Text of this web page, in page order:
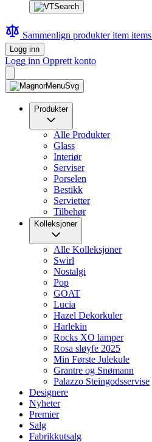
Sammenlign produkteritem items
Logg inn
Logg inn Opprett konto
Produkter
Alle Produkter
Glass
Interiør
Serviser
Porselen
Bestikk
Servietter
Tilbehør
Kolleksjoner
Alle Kolleksjoner
Swirl
Nostalgi
Pop
GOAT
Lucia
Hazel Dekorkuler
Harlekin
Rocks XO lamper
Rosa sløyfe 2025
Min Første Julekule
Grantre og Snømann
Palazzo Steingodsservise
Designere
Nyheter
Premier
Salg
Fabrikkutsalg